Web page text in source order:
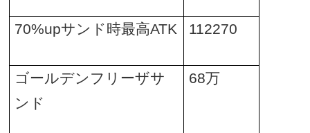
70%upサンド時最高ATK 112270
ゴールデンフリーザサ
ンド
68万